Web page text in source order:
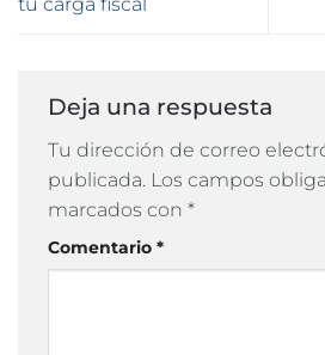
tu carga fiscal
Deja una respuesta
Tu dirección de correo
publicada. Los campos
marcados con *
Comentario *